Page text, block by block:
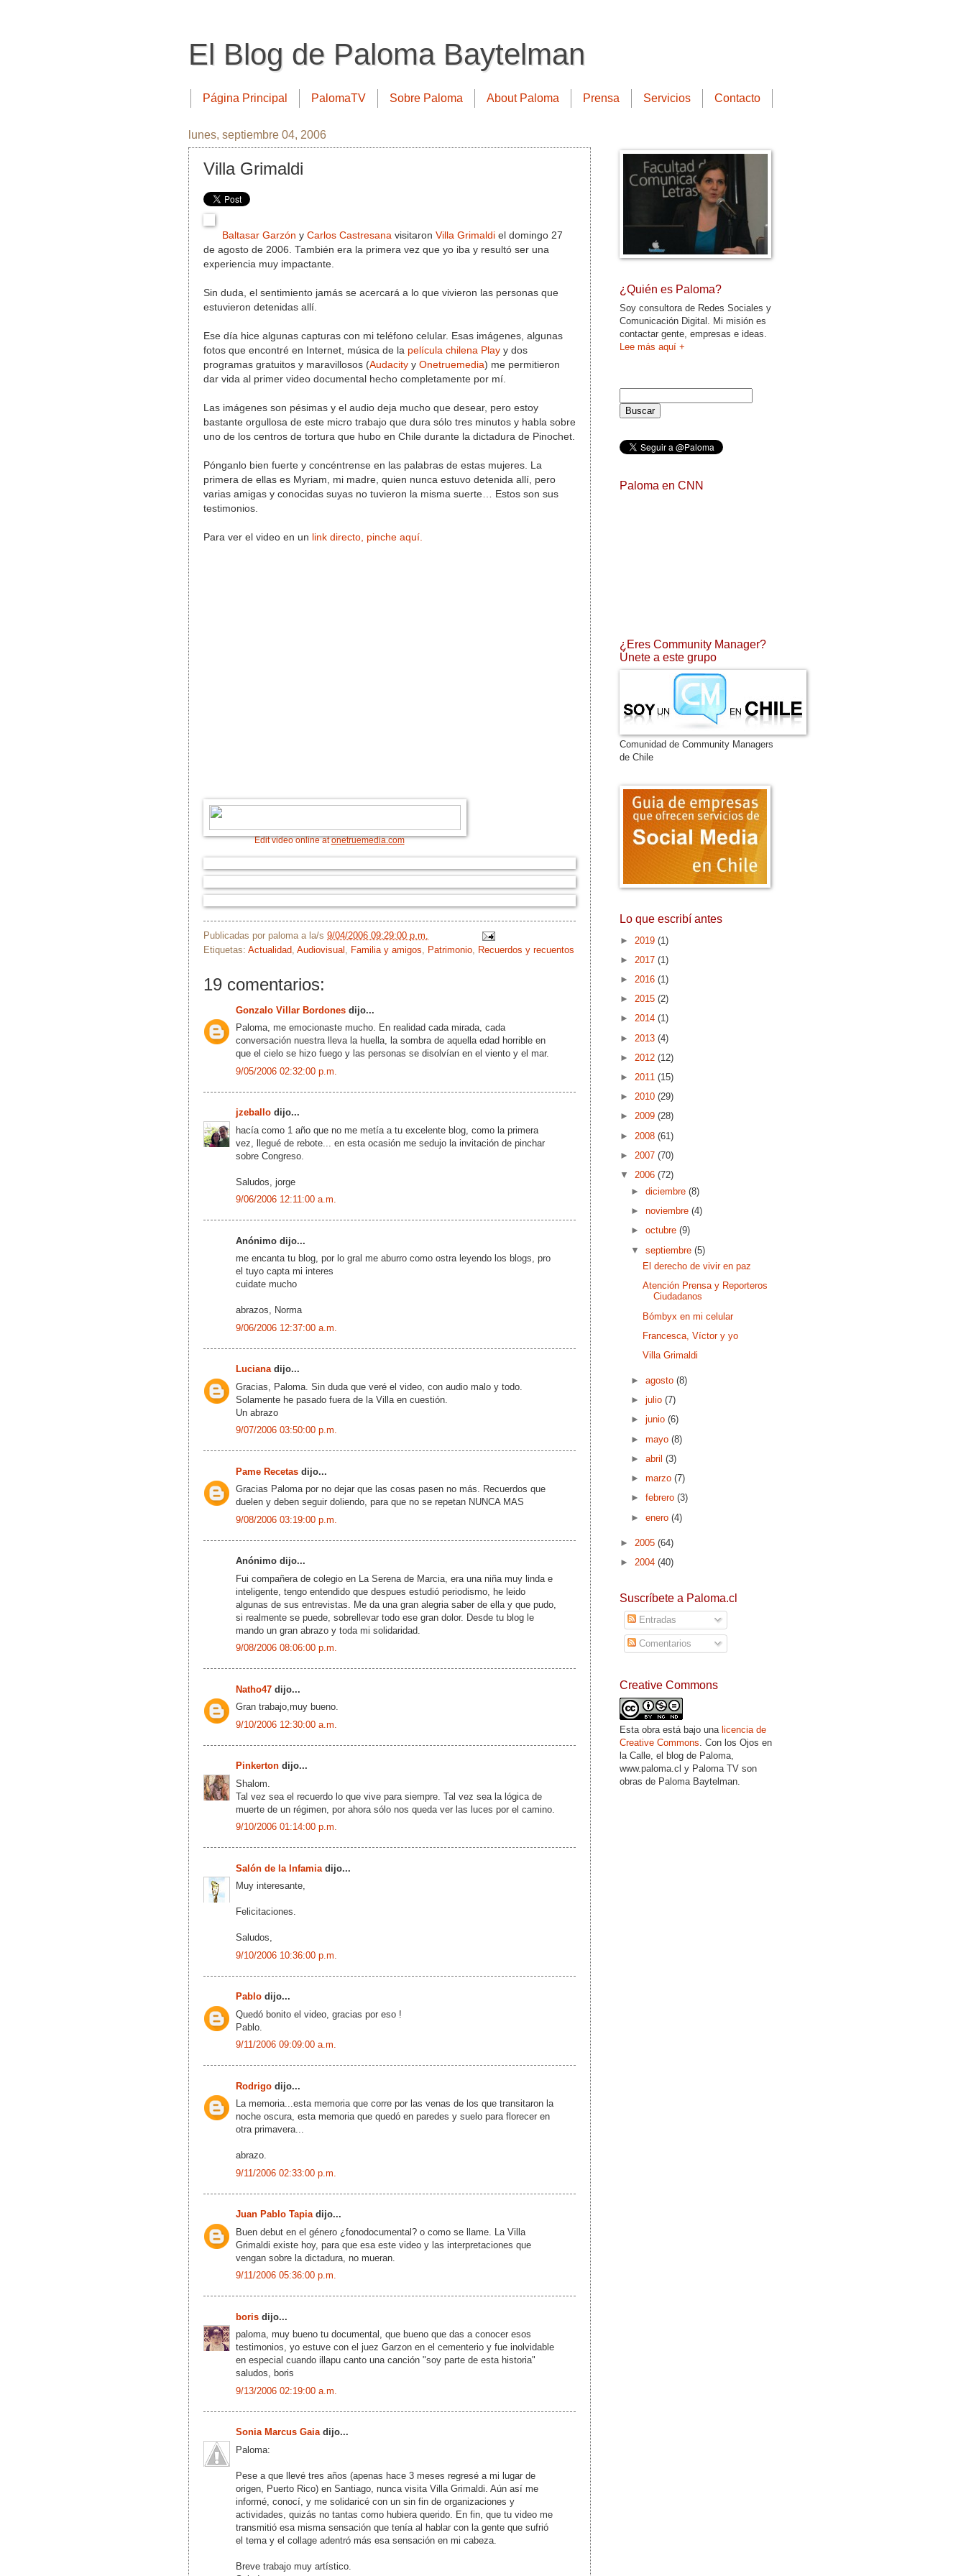
El Blog de Paloma Baytelman
Página Principal PalomaTV Sobre Paloma About Paloma Prensa Servicios Contacto
lunes, septiembre 04, 2006
Villa Grimaldi
Baltasar Garzón y Carlos Castresana visitaron Villa Grimaldi el domingo 27
de agosto de 2006. También era la primera vez que yo iba y resultó ser una
experiencia muy impactante.
Sin duda, el sentimiento jamás se acercará a lo que vivieron las personas que
estuvieron detenidas allí.
Ese día hice algunas capturas con mi teléfono celular. Esas imágenes, algunas
fotos que encontré en Internet, música de la película chilena Play y dos
programas gratuitos y maravillosos (Audacity y Onetruemedia) me permitieron
dar vida al primer video documental hecho completamente por mí.
Las imágenes son pésimas y el audio deja mucho que desear, pero estoy
bastante orgullosa de este micro trabajo que dura sólo tres minutos y habla sobre
uno de los centros de tortura que hubo en Chile durante la dictadura de Pinochet.
Pónganlo bien fuerte y concéntrense en las palabras de estas mujeres. La
primera de ellas es Myriam, mi madre, quien nunca estuvo detenida allí, pero
varias amigas y conocidas suyas no tuvieron la misma suerte… Estos son sus
testimonios.
Para ver el video en un link directo, pinche aquí.
Edit video online atonetruemedia.com
Publicadas por paloma a la/s 9/04/2006 09:29:00 p.m.
Etiquetas: Actualidad Audiovisual Familia y amigos Patrimonio Recuerdos y recuentos
19 comentarios:
Gonzalo Villar Bordones dijo...
Paloma, me emocionaste mucho. En realidad cada mirada, cada
conversación nuestra lleva la huella, la sombra de aquella edad horrible en
que el cielo se hizo fuego y las personas se disolvían en el viento y el mar.
9/05/2006 02:32:00 p.m.
jzeballo dijo...
hacía como 1 año que no me metía a tu excelente blog, como la primera
vez, llegué de rebote... en esta ocasión me sedujo la invitación de pinchar
sobre Congreso.
Saludos, jorge
9/06/2006 12:11:00 a.m.
Anónimo dijo...
me encanta tu blog, por lo gral me aburro como ostra leyendo los blogs, pro
el tuyo capta mi interes
cuidate mucho
abrazos, Norma
9/06/2006 12:37:00 a.m.
Lucianadijo...
Gracias, Paloma. Sin duda que veré el video, con audio malo y todo.
Solamente he pasado fuera de la Villa en cuestión.
Un abrazo
9/07/2006 03:50:00 p.m.
Pame Recetas dijo...
Gracias Paloma por no dejar que las cosas pasen no más. Recuerdos que
duelen y deben seguir doliendo, para que no se repetan NUNCA MAS
9/08/2006 03:19:00 p.m.
Anónimo dijo...
Fui compañera de colegio en La Serena de Marcia, era una niña muy linda e
inteligente, tengo entendido que despues estudió periodismo, he leido
algunas de sus entrevistas. Me da una gran alegria saber de ella y que pudo,
si realmente se puede, sobrellevar todo ese gran dolor. Desde tu blog le
mando un gran abrazo y toda mi solidaridad.
9/08/2006 08:06:00 p.m.
Natho47 dijo...
Gran trabajo,muy bueno.
9/10/2006 12:30:00 a.m.
Pinkerton dijo...
Shalom.
Tal vez sea el recuerdo lo que vive para siempre. Tal vez sea la lógica de
muerte de un régimen, por ahora sólo nos queda ver las luces por el camino.
9/10/2006 01:14:00 p.m.
Salón de la Infamia dijo...
Muy interesante,
Felicitaciones.
Saludos,
9/10/2006 10:36:00 p.m.
Pablo dijo...
Quedó bonito el video, gracias por eso !
Pablo.
9/11/2006 09:09:00 a.m.
Rodrigo dijo...
La memoria...esta memoria que corre por las venas de los que transitaron la
noche oscura, esta memoria que quedó en paredes y suelo para florecer en
otra primavera...
abrazo.
9/11/2006 02:33:00 p.m.
Juan Pablo Tapiadijo...
Buen debut en el género ¿fonodocumental? o como se llame. La Villa
Grimaldi existe hoy, para que esa este video y las interpretaciones que
vengan sobre la dictadura, no mueran.
9/11/2006 05:36:00 p.m.
boris dijo...
paloma, muy bueno tu documental, que bueno que das a conocer esos
testimonios, yo estuve con el juez Garzon en el cementerio y fue inolvidable
en especial cuando illapu canto una canción "soy parte de esta historia"
saludos, boris
9/13/2006 02:19:00 a.m.
Sonia Marcus Gaiadijo...
Paloma:
Pese a que llevé tres años (apenas hace 3 meses regresé a mi lugar de
origen, Puerto Rico) en Santiago, nunca visita Villa Grimaldi. Aún así me
informé, conocí, y me solidaricé con un sin fin de organizaciones y
actividades, quizás no tantas como hubiera querido. En fin, que tu video me
transmitió esa misma sensación que tenía al hablar con la gente que sufrió
el tema y el collage adentró más esa sensación en mi cabeza.
Breve trabajo muy artístico.
¿Quién es Paloma?
Soy consultora de Redes Sociales y
Comunicación Digital. Mi misión es
contactar gente, empresas e ideas.
Lee más aquí +
Paloma en CNN
¿Eres Community Manager?
Únete a este grupo
Comunidad de Community Managers
de Chile
Lo que escribí antes
► 2019 (1)
► 2017 (1)
► 2016 (1)
► 2015 (2)
► 2014 (1)
► 2013 (4)
► 2012 (12)
► 2011 (15)
► 2010 (29)
► 2009 (28)
► 2008 (61)
► 2007 (70)
▼ 2006 (72)
►diciembre(8)
►noviembre(4)
►octubre(9)
▼septiembre(5)
El derecho de vivir en paz
Atención Prensa y Reporteros
Ciudadanos
Bómbyx en mi celular
Francesca, Víctor y yo
Villa Grimaldi
►agosto(8)
►julio(7)
►junio(6)
►mayo(8)
►abril(3)
►marzo(7)
►febrero(3)
►enero(4)
► 2005 (64)
► 2004 (40)
Suscríbete a Paloma.cl
Entradas
Comentarios
Creative Commons
Esta obra está bajo una licencia de
Creative Commons. Con los Ojos en
la Calle, el blog de Paloma,
www.paloma.cl y Paloma TV son
obras de Paloma Baytelman.